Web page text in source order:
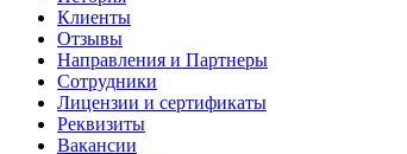
Клиенты
Отзывы
Направления и Партнеры
Сотрудники
Лицензии и сертификаты
Реквизиты
Вакансии